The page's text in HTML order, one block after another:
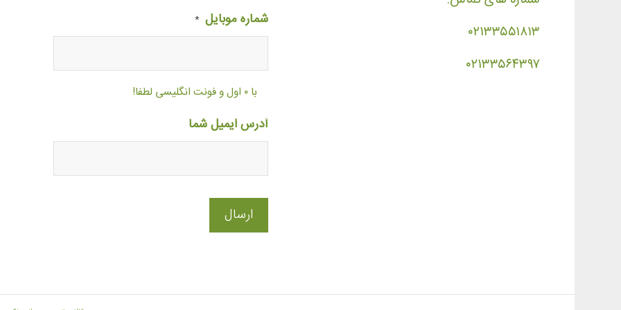
۰۲۱۳۳۵۵۱۸۱۳
۰۲۱۳۳۵۶۴۳۹۷
شماره موبایل *
با ۰ اول و فونت انگلیسی لطفا!
آدرس ایمیل شما